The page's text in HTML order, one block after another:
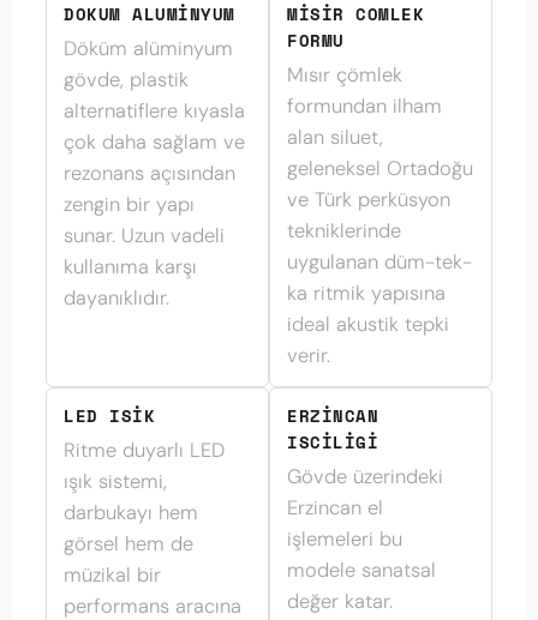
DOKUM ALUMINYUM
Döküm alüminyum
gövde, plastik
alternatiflere kıyasla
çok daha sağlam ve
rezonans açısından
zengin bir yapı
sunar. Uzun vadeli
kullanıma karşı
dayanıklıdır.
MISIR COMLEK
FORMU
Mısır çömlek
formundan ilham
alan siluet,
geleneksel Ortadoğu
ve Türk perküsyon
tekniklerinde
uygulanan düm-tek-
ka ritmik yapısına
ideal akustik tepki
verir.
LED ISIK
Ritme duyarlı LED
ışık sistemi,
darbukayı hem
görsel hem de
müzikal bir
performans aracına
ERZINCAN
ISCILIGI
Gövde üzerindeki
Erzincan el
işlemeleri bu
modele sanatsal
değer katar.